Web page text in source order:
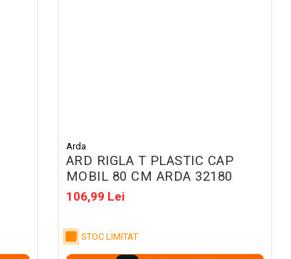
Arda
ARD RIGLA T PLASTIC CAP
MOBIL 80 CM ARDA 32180
106,99 Lei
STOC LIMITAT